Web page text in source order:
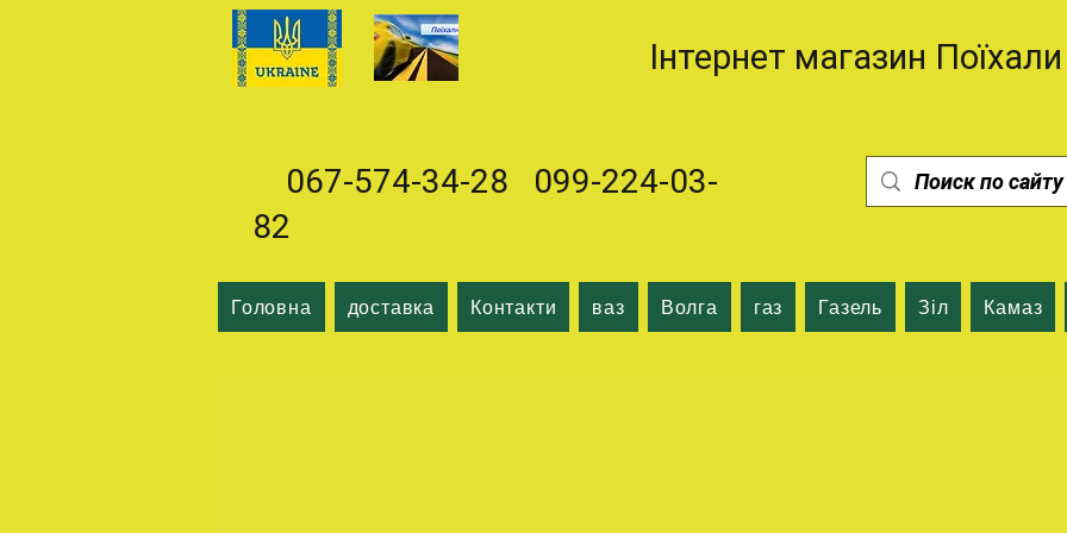
Інтернет магазин Поїхали
067-574-34-28 099-224-03-
82
Головна доставка Контакти ваз Волга газ Газель Зіл Камаз